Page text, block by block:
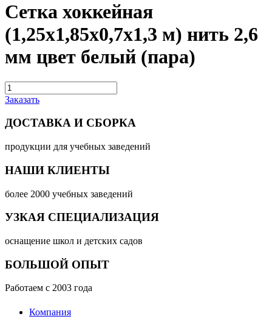
Сетка хоккейная
(1,25х1,85х0,7х1,3 м) нить 2,6
мм цвет белый (пара)
Заказать
ДОСТАВКА И СБОРКА
продукции для учебных заведений
НАШИ КЛИЕНТЫ
более 2000 учебных заведений
УЗКАЯ СПЕЦИАЛИЗАЦИЯ
оснащение школ и детских садов
БОЛЬШОЙ ОПЫТ
Работаем с 2003 года
Компания